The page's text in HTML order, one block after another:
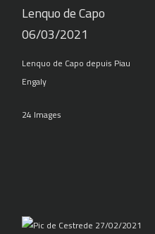
Lenquo de Capo
06/03/2021
Lenquo de Capo depuis Piau
Engaly
24 Images